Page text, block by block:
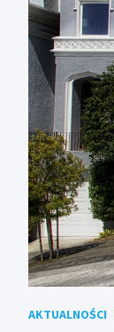
AKTUALNOŚCI